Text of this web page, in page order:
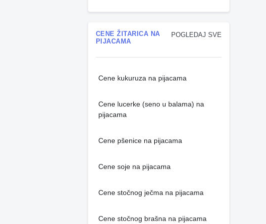
POGLEDAJ SVE
CENE ŽITARICA NA
PIJACAMA
Cene kukuruza na pijacama
Cene lucerke (seno u balama) na
pijacama
Cene pšenice na pijacama
Cene soje na pijacama
Cene stočnog ječma na pijacama
Cene stočnog brašna na pijacama